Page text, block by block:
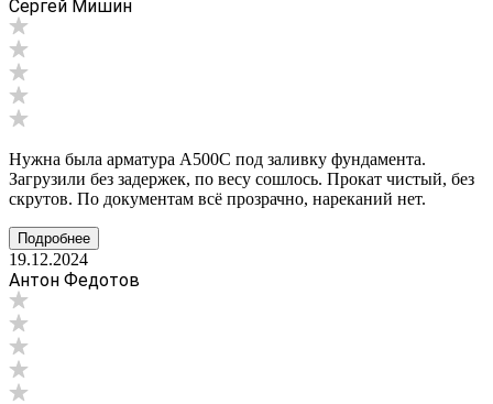
Сергей Мишин
Нужна была арматура А500С под заливку фундамента.
Загрузили без задержек, по весу сошлось. Прокат чистый, без
скрутов. По документам всё прозрачно, нареканий нет.
Подробнее
19.12.2024
Антон Федотов